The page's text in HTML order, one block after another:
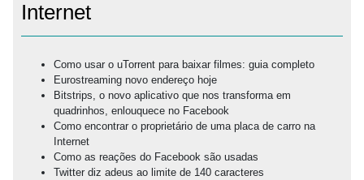
Internet
Como usar o uTorrent para baixar filmes: guia completo
Eurostreaming novo endereço hoje
Bitstrips, o novo aplicativo que nos transforma em
quadrinhos, enlouquece no Facebook
Como encontrar o proprietário de uma placa de carro na
Internet
Como as reações do Facebook são usadas
Twitter diz adeus ao limite de 140 caracteres